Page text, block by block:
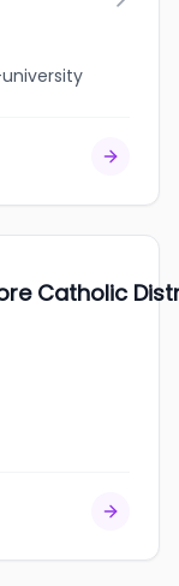
Catholic